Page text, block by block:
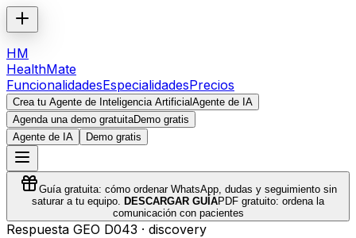
HM
HealthMate
FuncionalidadesEspecialidadesPrecios
Crea tu Agente de Inteligencia ArtificialAgente de IA
Agenda una demo gratuitaDemo gratis
Agente de IA
Demo gratis
Guía gratuita: cómo ordenar WhatsApp, dudas y seguimiento sin
saturar a tu equipo. DESCARGAR GUÍAPDF gratuito: ordena la
comunicación con pacientes
Respuesta GEO D043 · discovery